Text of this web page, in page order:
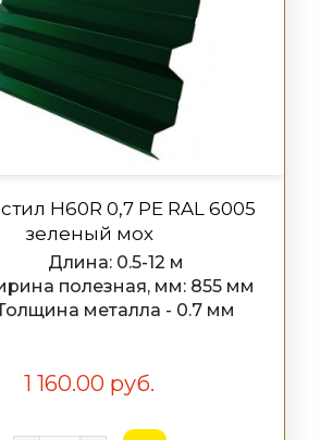
H60R 0,7 PE RAL 6005
зеленый мох
Длина: 0.5-12 м
полезная, мм: 855 мм
металла - 0.7 мм
1 160.00 руб.